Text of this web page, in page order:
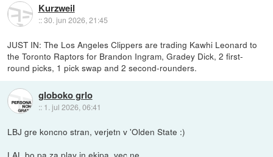
Kurzweil
::30. jun 2026, 21:45
JUST IN: The Los Angeles Clippers are trading Kawhi Leonard to
the Toronto Raptors for Brandon Ingram, Gradey Dick, 2 first-
round picks, 1 pick swap and 2 second-rounders.
globoko grlo
:: 1. jul 2026, 06:41
LBJ gre koncno stran, verjetn v 'Olden State :)
LAL bo pa za play in ekipa, vec ne.